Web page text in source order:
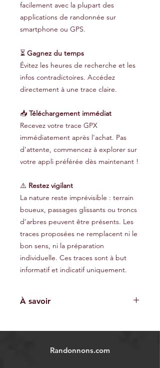
facilement avec la plupart des
applications de randonnée sur
smartphone ou GPS.
⏳ Gagnez du temps
Évitez les heures de recherche et les
infos contradictoires. Accédez
directement à une trace claire.
📥 Téléchargement immédiat
Recevez votre trace GPX
immédiatement après l'achat. Pas
d'attente, commencez à explorer sur
votre appli préférée dès maintenant !
⚠️ Restez vigilant
La nature reste imprévisible : terrain
boueux, passages glissants ou troncs
d’arbres peuvent être présents. Les
traces proposées ne remplacent ni le
bon sens, ni la préparation
individuelle. Ces traces sont à but
informatif et indicatif uniquement.
À savoir
indicatif et ne garantissent pas
utilisateur est responsable de sa
Randonnons.com